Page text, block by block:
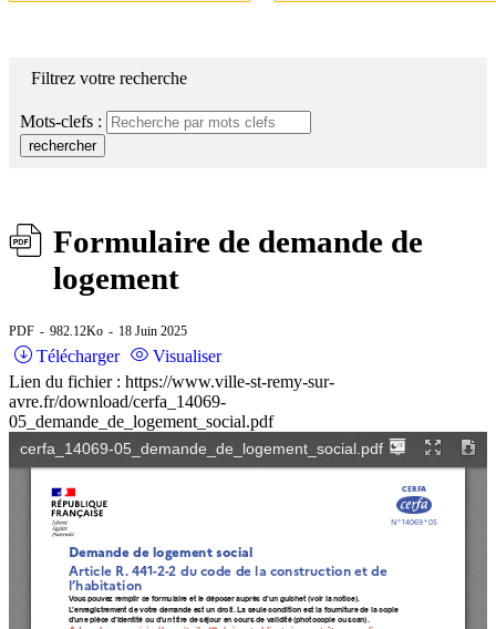
Filtrez votre recherche
Mots-clefs :
rechercher
Formulaire de demande de
logement
PDF 982.12Ko 18 Juin 2025
Télécharger
Visualiser
Lien du fichier : https://www.ville-st-remy-sur-
avre.fr/download/cerfa_14069-
05_demande_de_logement_social.pdf